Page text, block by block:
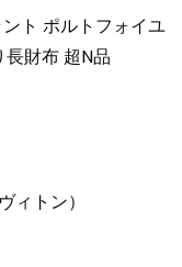
ト ポルトフォイユ
財布 超N品
ィトン）